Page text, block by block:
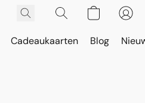
Cadeaukaarten Blog